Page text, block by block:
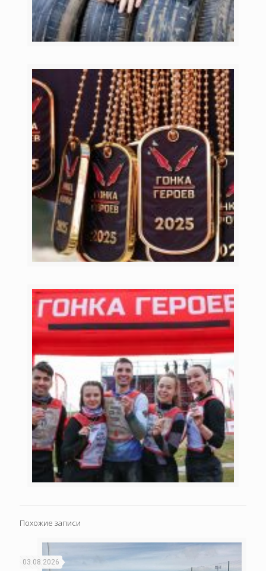
Похожие записи
03.08.2026